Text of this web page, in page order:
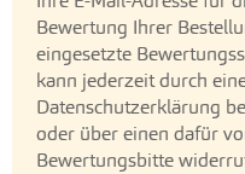
Bewertung Ihrer
eingesetzte
kann jederzeit durch
Datenschutzerklärung
oder über einen dafür
Bewertungsbitte